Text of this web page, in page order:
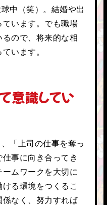
中（笑）。結婚や出
ています。でも職場
ので、将来的な相
います。
意識してい
「上司の仕事を奪っ
事に向き合ってき
ムワークを大切に
る環境をつくるこ
係なく、努力すれば